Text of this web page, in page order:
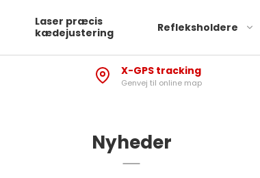
Laser præcis
kædejustering
Refleksholdere
X-GPS tracking
Genvej til online map
Nyheder